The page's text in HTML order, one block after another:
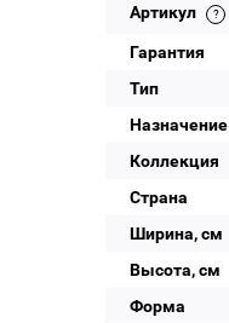
Артикул
Гарантия
Тип
Назначение
Коллекция
Страна
Ширина, см
Высота, см
Форма